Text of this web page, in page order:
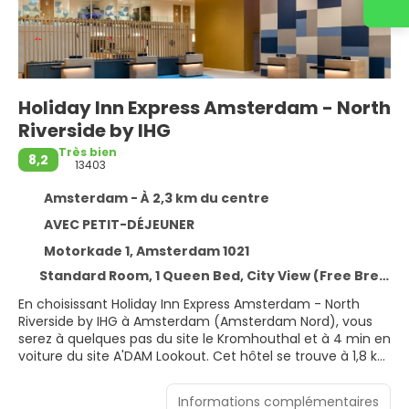
Holiday Inn Express Amsterdam - North
Riverside by IHG
8,2
Très bien
13403
Amsterdam - À 2,3 km du centre
AVEC PETIT-DÉJEUNER
Motorkade 1, Amsterdam 1021
Standard Room, 1 Queen Bed, City View (Free Breakfast),NonSmoking
En choisissant Holiday Inn Express Amsterdam - North
Riverside by IHG à Amsterdam (Amsterdam Nord), vous
serez à quelques pas du site le Kromhouthal et à 4 min en
voiture du site A'DAM Lookout. Cet hôtel se trouve à 1,8 km
Informations complémentaires